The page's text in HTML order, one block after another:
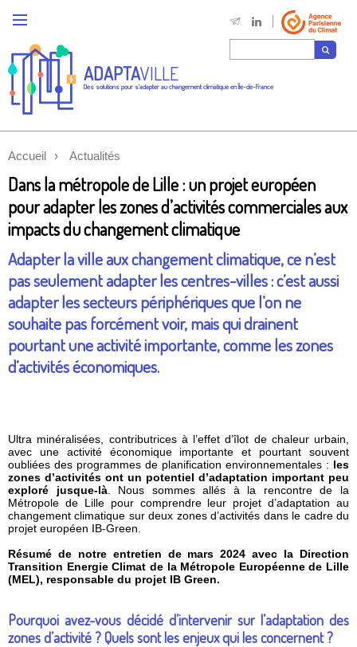
ADAPTAVILLE
Des solutions pour s'adapter au changement climatique en Île-de-France
Accueil Actualités
Dans la métropole de Lille : un projet européen
pour adapter les zones d’activités commerciales aux
impacts du changement climatique
Adapter la ville aux changement climatique, ce n’est
pas seulement adapter les centres-villes : c’est aussi
adapter les secteurs périphériques que l’on ne
souhaite pas forcément voir, mais qui drainent
pourtant une activité importante, comme les zones
d’activités économiques.
Ultra minéralisées, contributrices à l’effet d’îlot de chaleur urbain,
avec une activité économique importante et pourtant souvent
oubliées des programmes de planification environnementales : les
zones d’activités ont un potentiel d’adaptation important peu
exploré jusque-là. Nous sommes allés à la rencontre de la
Métropole de Lille pour comprendre leur projet d’adaptation au
changement climatique sur deux zones d’activités dans le cadre du
projet européen IB-Green.
Résumé de notre entretien de mars 2024 avec la Direction
Transition Energie Climat de la Métropole Européenne de Lille
(MEL), responsable du projet IB Green.
Pourquoi avez-vous décidé d’intervenir sur l’adaptation des
zones d’activité ? Quels sont les enjeux qui les concernent ?